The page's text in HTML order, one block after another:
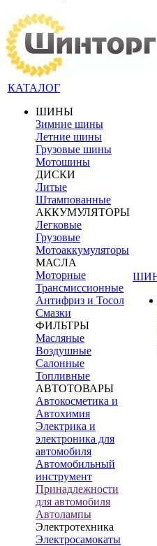
КАТАЛОГ
ШИНЫ
Зимние шины
Летние шины
Грузовые шины
Мотошины
ДИСКИ
Литые
Штампованные
АККУМУЛЯТОРЫ
Легковые
Грузовые
Мотоаккумуляторы
МАСЛА
Моторные
Трансмиссионные
Антифриз и Тосол
Смазки
ФИЛЬТРЫ
Масляные
Воздушные
Салонные
Топливные
АВТОТОВАРЫ
Автокосметика и
Автохимия
Электрика и
электроника для
автомобиля
Автомобильный
инструмент
Принадлежности
для автомобиля
Автолампы
Электротехника
Электросамокаты